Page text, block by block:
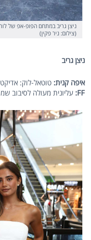
ניצן גריב במתחם הפופ-אפ של
(צילום: ניר פקין)
ניצן גריב
איפה קנית: טוטאל-לוק:
FF
: עליונית מעולה לסיבוב